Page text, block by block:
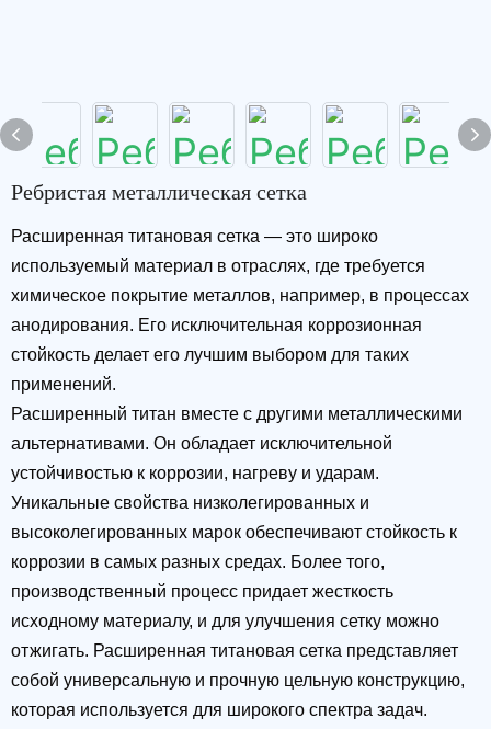
Ребристая металлическая сетка
Расширенная титановая сетка — это широко
используемый материал в отраслях, где требуется
химическое покрытие металлов, например, в процессах
анодирования. Его исключительная коррозионная
стойкость делает его лучшим выбором для таких
применений.
Расширенный титан вместе с другими металлическими
альтернативами. Он обладает исключительной
устойчивостью к коррозии, нагреву и ударам.
Уникальные свойства низколегированных и
высоколегированных марок обеспечивают стойкость к
коррозии в самых разных средах. Более того,
производственный процесс придает жесткость
исходному материалу, и для улучшения сетку можно
отжигать. Расширенная титановая сетка представляет
собой универсальную и прочную цельную конструкцию,
которая используется для широкого спектра задач.